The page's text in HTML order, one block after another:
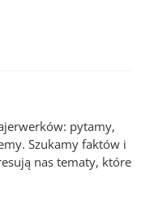
pytamy,
Szukamy faktów i
nas tematy, które